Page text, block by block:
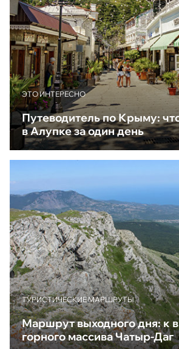
ЭТО ИНТЕРЕСНО
Путеводитель по Крыму:
в Алупке за один день
ТУРИСТИЧЕСКИЕ МАРШРУТЫ
Маршрут выходного дня: к
горного массива Чатыр-Даг